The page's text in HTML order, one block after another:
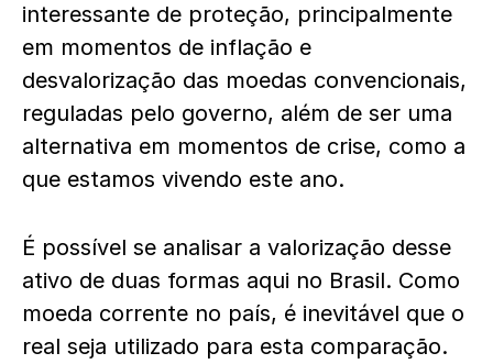
interessante de proteção, principalmente
em momentos de inflação e
desvalorização das moedas convencionais,
reguladas pelo governo, além de ser uma
alternativa em momentos de crise, como a
que estamos vivendo este ano.
É possível se analisar a valorização desse
ativo de duas formas aqui no Brasil. Como
moeda corrente no país, é inevitável que o
real seja utilizado para esta comparação.